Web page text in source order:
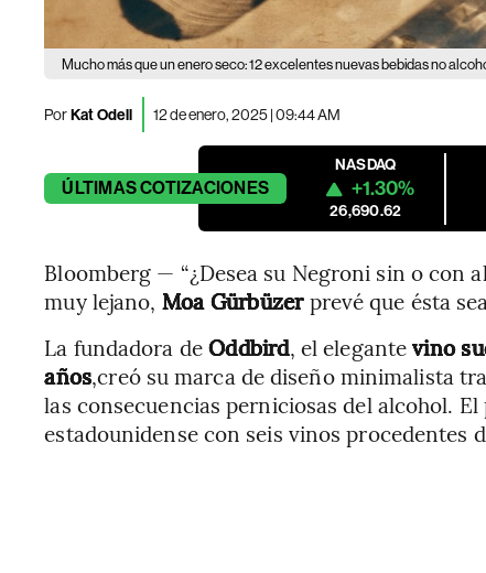
Mucho más que un enero seco: 12 excelentes nuevas bebidas no
PorKat Odell 12 de enero, 2025 | 09:44 AM
ÚLTIMASCOTIZACIONES
NASDAQ
+1.30%
26,690.62
Bloomberg — “¿Desea su Negroni sin o con
muy lejano, Moa Gürbüzerprevé que ésta
La fundadora deOddbird, el elegantevino
años,creó su marca de diseño minimalista
las consecuencias perniciosas del alcohol.
estadounidense con seis vinos procedentes